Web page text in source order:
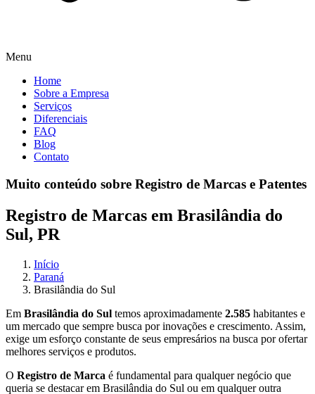
Menu
Home
Sobre a Empresa
Serviços
Diferenciais
FAQ
Blog
Contato
Muito conteúdo sobre Registro de Marcas e Patentes
Registro de Marcas em Brasilândia do
Sul, PR
Início
Paraná
Brasilândia do Sul
Em Brasilândia do Sul temos aproximadamente 2.585 habitantes e
um mercado que sempre busca por inovações e crescimento. Assim,
exige um esforço constante de seus empresários na busca por ofertar
melhores serviços e produtos.
O Registro de Marca é fundamental para qualquer negócio que
queria se destacar em Brasilândia do Sul ou em qualquer outra